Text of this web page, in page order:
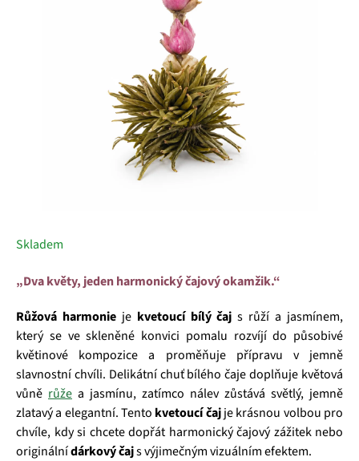
Skladem
„Dva květy, jeden harmonický čajový okamžik.“
Růžová harmonieje kvetoucí bílý čaj s růží a jasmínem,
který se ve skleněné konvici pomalu rozvíjí do působivé
květinové kompozice a proměňuje přípravu v jemně
slavnostní chvíli. Delikátní chuť bílého čaje doplňuje květová
vůně růže a jasmínu, zatímco nálev zůstává světlý, jemně
zlatavý a elegantní. Tento kvetoucí čajje krásnou volbou pro
chvíle, kdy si chcete dopřát harmonický čajový zážitek nebo
originálnídárkový čajs výjimečným vizuálním efektem.